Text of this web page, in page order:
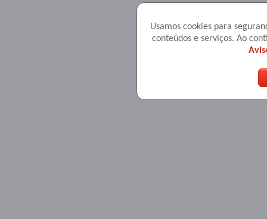
Usamos cookies para
conteúdos e serviços. Ao